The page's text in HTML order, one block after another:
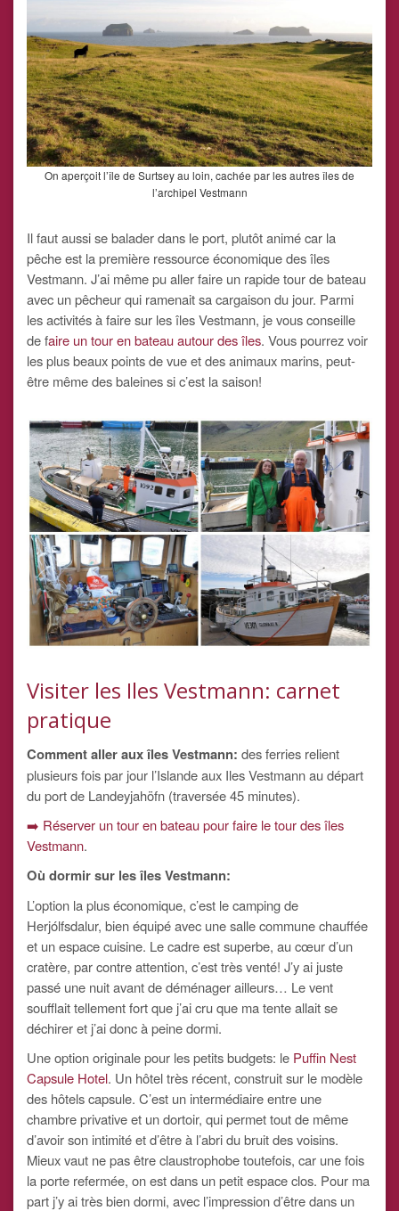
On aperçoit l’île de Surtsey au loin, cachée par les autres îles de
l’archipel Vestmann
Il faut aussi se balader dans le port, plutôt animé car la
pêche est la première ressource économique des îles
Vestmann. J’ai même pu aller faire un rapide tour de bateau
avec un pêcheur qui ramenait sa cargaison du jour. Parmi
les activités à faire sur les îles Vestmann, je vous conseille
de faire un tour en bateau autour des îles. Vous pourrez voir
les plus beaux points de vue et des animaux marins, peut-
être même des baleines si c’est la saison!
Visiter les Iles Vestmann: carnet
pratique
Comment aller aux îles Vestmann: des ferries relient
plusieurs fois par jour l’Islande aux Iles Vestmann au départ
du port de Landeyjahöfn (traversée 45 minutes).
➡️ Réserver un tour en bateau pour faire le tour des îles
Vestmann.
Où dormir sur les îles Vestmann:
L’option la plus économique, c’est le camping de
Herjólfsdalur, bien équipé avec une salle commune chauffée
et un espace cuisine. Le cadre est superbe, au cœur d’un
cratère, par contre attention, c’est très venté! J’y ai juste
passé une nuit avant de déménager ailleurs… Le vent
soufflait tellement fort que j’ai cru que ma tente allait se
déchirer et j’ai donc à peine dormi.
Une option originale pour les petits budgets: le Puffin Nest
Capsule Hotel. Un hôtel très récent, construit sur le modèle
des hôtels capsule. C’est un intermédiaire entre une
chambre privative et un dortoir, qui permet tout de même
d’avoir son intimité et d’être à l’abri du bruit des voisins.
Mieux vaut ne pas être claustrophobe toutefois, car une fois
la porte refermée, on est dans un petit espace clos. Pour ma
part j’y ai très bien dormi, avec l’impression d’être dans un